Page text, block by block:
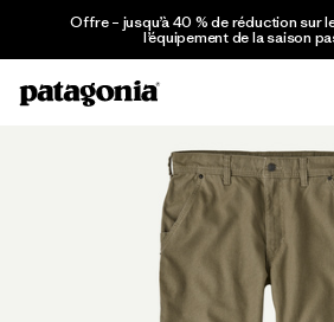
Offre – jusqu’à 40 % de réduction sur
l’équipement de la saison